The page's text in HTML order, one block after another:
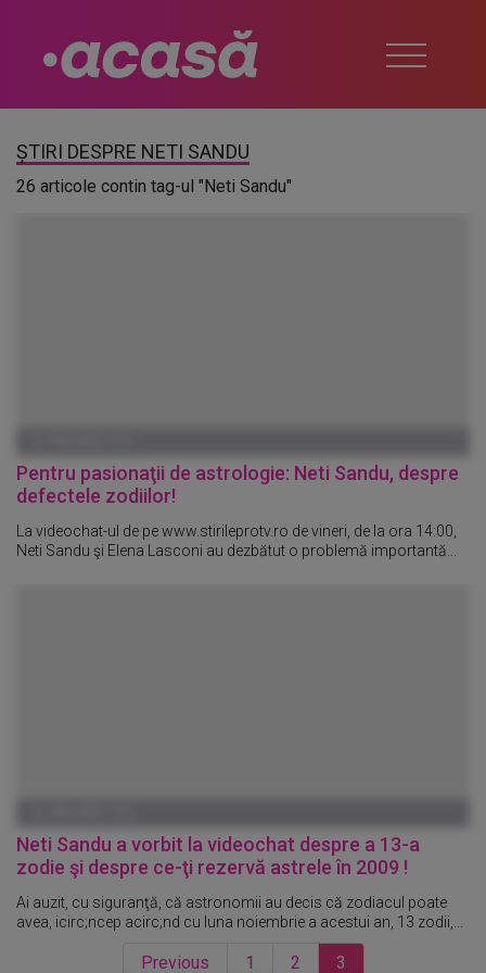
ȘTIRI DESPRE NETI SANDU
26 articole contin tag-ul "Neti Sandu"
Pentru pasionaţii de astrologie: Neti Sandu, despre
defectele zodiilor!
La videochat-ul de pe www.stirileprotv.ro de vineri, de la ora 14:00,
Neti Sandu şi Elena Lasconi au dezbătut o problemă importantă...
Neti Sandu a vorbit la videochat despre a 13-a
zodie şi despre ce-ţi rezervă astrele în 2009 !
Ai auzit, cu siguranţă, că astronomii au decis că zodiacul poate
avea, icirc;ncep acirc;nd cu luna noiembrie a acestui an, 13 zodii,...
Previous 1 2 3